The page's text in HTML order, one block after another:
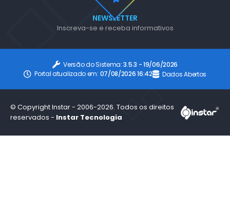
NEWSLETTER
Inscreva-se e receba informativos
Versão do Sistema:3.5.3 - 19/06/2026
Portal atualizado em: 07/08/2026 16:42 Dados Abertos
© Copyright Instar - 2006-2026. Todos os direitos
reservados - Instar Tecnologia